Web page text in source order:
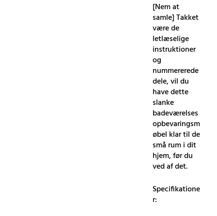
[Nem at
samle] Takket
være de
letlæselige
instruktioner
og
nummererede
dele, vil du
have dette
slanke
badeværelses
opbevaringsm
øbel klar til de
små rum i dit
hjem, før du
ved af det.
Specifikatione
r: